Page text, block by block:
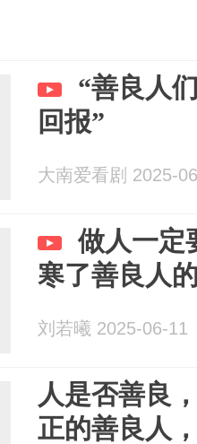
“善良人
回报”
大南爱看剧 2025-
做人一定
寒了善良人
刘若曦 2025-06-11
人是否善良
正的善良人